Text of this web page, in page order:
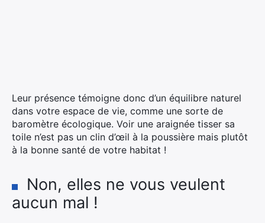
Leur présence témoigne donc d’un équilibre naturel
dans votre espace de vie, comme une sorte de
baromètre écologique. Voir une araignée tisser sa
toile n’est pas un clin d’œil à la poussière mais plutôt
à la bonne santé de votre habitat !
Non, elles ne vous veulent
aucun mal !